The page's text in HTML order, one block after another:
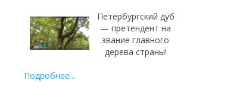
Петербургский дуб
— претендент на
звание главного
дерева страны!
Подробнее...